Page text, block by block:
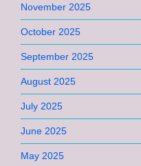
November 2025
October 2025
September 2025
August 2025
July 2025
June 2025
May 2025